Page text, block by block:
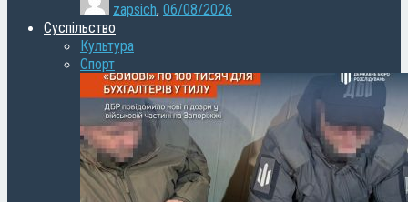
zapsich, 06/08/2026
Суспільство
Культура
Спорт